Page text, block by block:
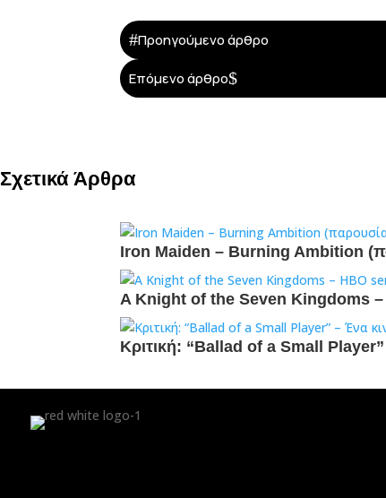
#Προηγούμενο άρθρο
Επόμενο άρθρο$
Σχετικά Άρθρα
Iron Maiden – Burning Ambition
A Knight of the Seven Kingdoms –
Κριτική: “Ballad of a Small